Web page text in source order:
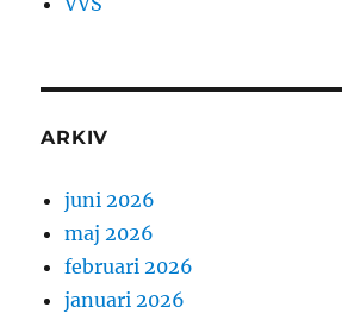
ARKIV
juni 2026
maj 2026
februari 2026
januari 2026